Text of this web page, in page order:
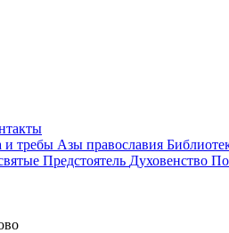
и требы Азы православия
Предстоятель Духовенство